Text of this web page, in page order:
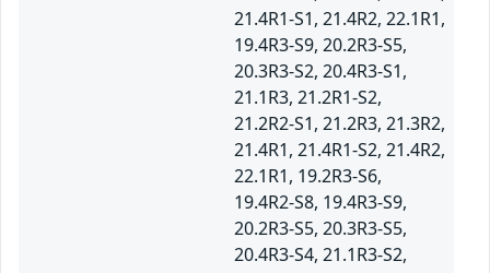
21.4R1-S1, 21.4R2, 22.1R1,
19.4R3-S9, 20.2R3-S5,
20.3R3-S2, 20.4R3-S1,
21.1R3, 21.2R1-S2,
21.2R2-S1, 21.2R3, 21.3R2,
21.4R1, 21.4R1-S2, 21.4R2,
22.1R1, 19.2R3-S6,
19.4R2-S8, 19.4R3-S9,
20.2R3-S5, 20.3R3-S5,
20.4R3-S4, 21.1R3-S2,